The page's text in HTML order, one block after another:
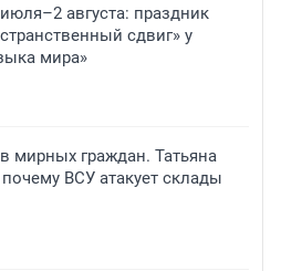
августа: праздник
сдвиг» у
мира»
мирных граждан. Татьяна
ВСУ атакует склады